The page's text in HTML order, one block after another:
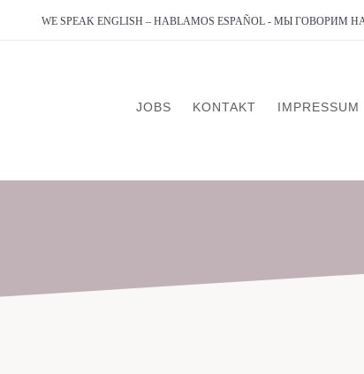
WE SPEAK ENGLISH – HABLAMOS ESPAÑOL - МЫ ГОВОРИМ
JOBS KONTAKT IMPRESSUM